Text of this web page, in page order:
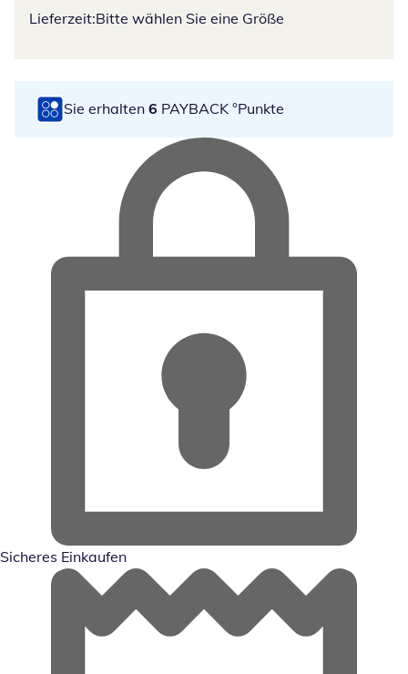
Lieferzeit:Bitte wählen Sie eine Größe
Sie erhalten 6 PAYBACK °Punkte
Sicheres Einkaufen